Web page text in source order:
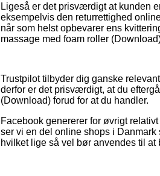
Ligeså er det prisværdigt at kunden
eksempelvis den returrettighed
når som helst opbevarer ens
massage med foam roller
Trustpilot tilbyder dig ganske
derfor er det prisværdigt, at du
(Download) forud for at du handler.
Facebook genererer for øvrigt
ser vi en del online shops i
hvilket lige så vel bør anvendes til